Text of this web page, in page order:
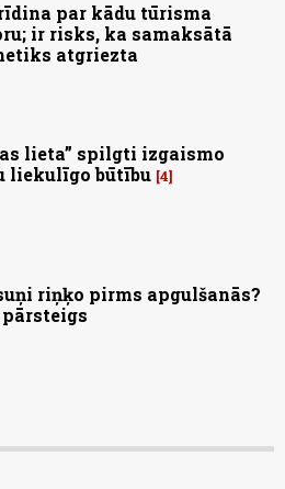
par kādu tūrisma
ir risks, ka samaksātā
atgriezta
lieta” spilgti izgaismo
liekulīgo būtību 4
riņķo pirms apgulšanās?